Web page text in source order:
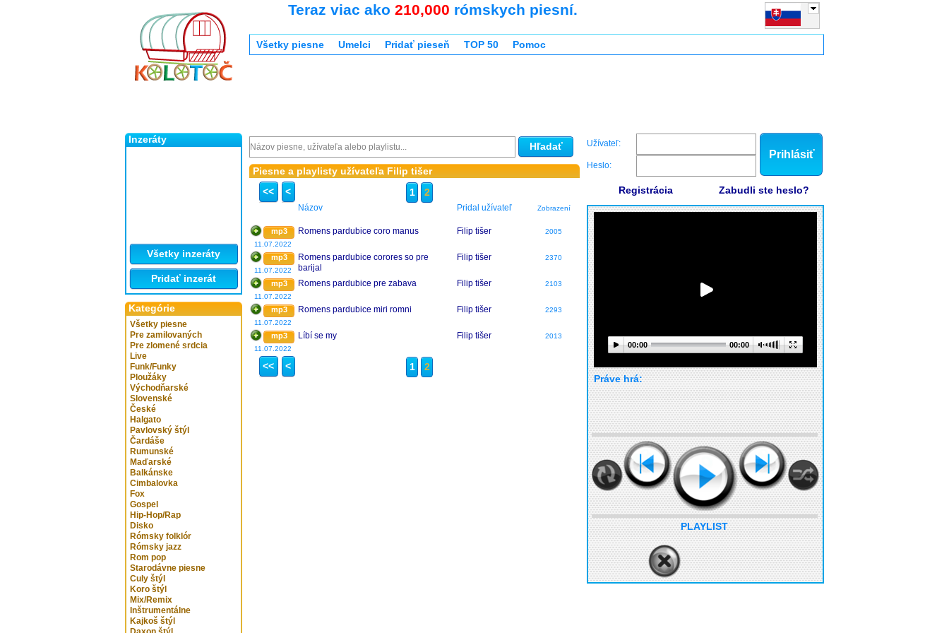
Inzeráty
Všetky inzeráty
Pridať inzerát
Kategórie
Všetky piesne
Pre zamilovaných
Pre zlomené srdcia
Live
Funk/Funky
Ploužáky
Východňarské
Slovenské
České
Halgato
Pavlovský štýl
Čardáše
Rumunské
Maďarské
Balkánske
Cimbalovka
Fox
Gospel
Hip-Hop/Rap
Disko
Rómsky folklór
Rómsky jazz
Rom pop
Starodávne piesne
Culy štýl
Koro štýl
Mix/Remix
Inštrumentálne
Kajkoš štýl
Teraz viac ako 210,000 rómskych piesní.
Všetky piesne Umelci Pridať pieseň TOP 50 Pomoc
Hľadať
Piesne a playlisty užívateľa Filip tišer
<<
< 1 2
Názov Pridal užívateľ Zobrazení
mp3
11.07.2022
Romens pardubice coro manus Filip tišer 2005
mp3
11.07.2022
Romens pardubice corores so pre
barijal
Filip tišer 2370
mp3
11.07.2022
Romens pardubice pre zabava Filip tišer 2103
mp3
11.07.2022
Romens pardubice miri romni Filip tišer 2293
mp3
11.07.2022
Líbí se my Filip tišer 2013
<< < 1 2
Užívateľ:
Heslo:
Prihlásiť
Registrácia Zabudli ste heslo?
00:00 00:00
Práve hrá:
PLAYLIST